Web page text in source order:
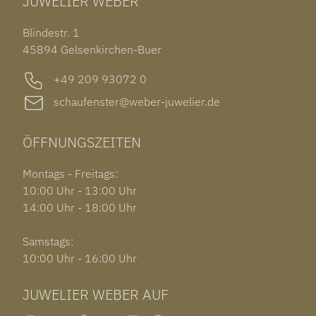
OHRSCHMUCK
OUT OF COLLECTION
GARMIN VENU 3S
Blindestr. 1
45894 Gelsenkirchen-Buer
+49 209 93072 0
schaufenster@weber-juwelier.de
ÖFFNUNGSZEITEN
Montags - Freitags:
10:00 Uhr - 13:00 Uhr
14:00 Uhr - 18:00 Uhr
Samstags:
10:00 Uhr - 16:00 Uhr
JUWELIER WEBER AUF